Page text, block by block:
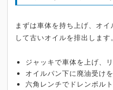
まずは車体を持ち上げ、オ
して古いオイルを排出します。
ジャッキで車体を上げ、
オイルパン下に廃油受け
六角レンチでドレンボル